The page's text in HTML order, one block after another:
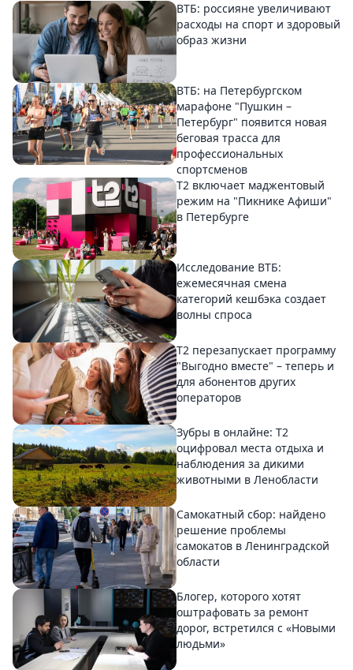
ВТБ: россияне увеличивают
расходы на спорт и здоровый
образ жизни
ВТБ: на Петербургском
марафоне "Пушкин –
Петербург" появится новая
беговая трасса для
профессиональных
спортсменов
Т2 включает маджентовый
режим на "Пикнике Афиши"
в Петербурге
Исследование ВТБ:
ежемесячная смена
категорий кешбэка создает
волны спроса
Т2 перезапускает программу
"Выгодно вместе" – теперь и
для абонентов других
операторов
Зубры в онлайне: Т2
оцифровал места отдыха и
наблюдения за дикими
животными в Ленобласти
Самокатный сбор: найдено
решение проблемы
самокатов в Ленинградской
области
Блогер, которого хотят
оштрафовать за ремонт
дорог, встретился с «Новыми
людьми»